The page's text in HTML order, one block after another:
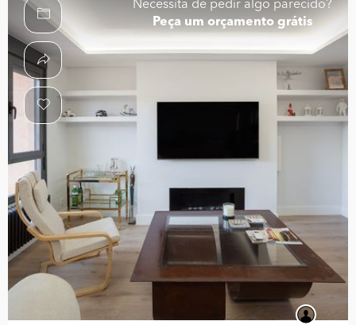
Necessita de pedir algo parecido?
Peça um orçamento grátis